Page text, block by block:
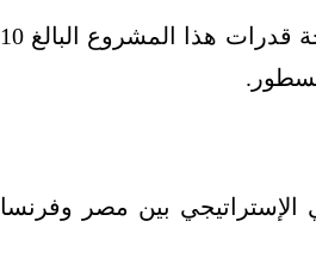
من جهتها، أرسلت منصة الطاقة طلبًا إلى أكوا باور، للتعليق على صحة قدرات هذا المشروع البالغ 10
الإستراتيجي بين مصر وفرنسا